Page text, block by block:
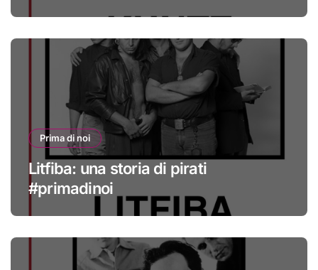
Prima di noi
Litfiba: una storia di pirati
#primadinoi